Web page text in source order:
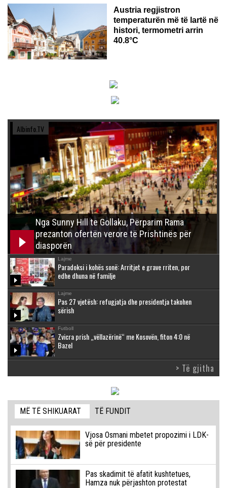
Austria regjistron
temperaturën më të lartë në
histori, termometri arrin
40.8°C
Albinfo.TV
Nga Sunny Hill te Gollaku, Përparim Rama
prezanton ofertën verore të Prishtinës për
diasporën
Lajme
Paradoksi i kohës sonë: Arritjet e grave rriten, por
edhe dhuna në familje
Lajme
Pas 27 vjetësh: refugjatja dhe presidentja takohen
sërish
Futboll
Zvicra prish „vëllazërinë“ me Kosovën, fiton 4:0 në
Bazel
> Të gjitha
MË TË SHIKUARAT TË FUNDIT
Vjosa Osmani mbetet propozimi i LDK-
së për presidente
Pas skadimit të afatit kushtetues,
Hamza nuk përjashton protestat